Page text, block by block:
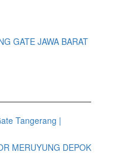
GATE JAWA BARAT
Tangerang |
MERUYUNG DEPOK